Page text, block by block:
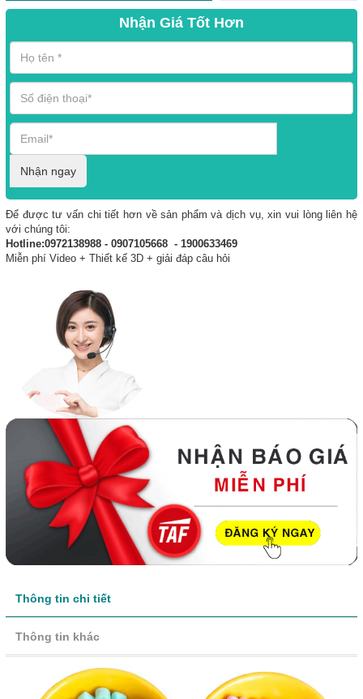
Nhận Giá Tốt Hơn
Nhận ngay
Để được tư vấn chi tiết hơn về sản phẩm và dịch vụ, xin vui lòng liên hệ
với chúng tôi:
Hotline:0972138988 - 0907105668 - 1900633469
Miễn phí Video + Thiết kế 3D + giải đáp câu hỏi
Thông tin chi tiết
Thông tin khác